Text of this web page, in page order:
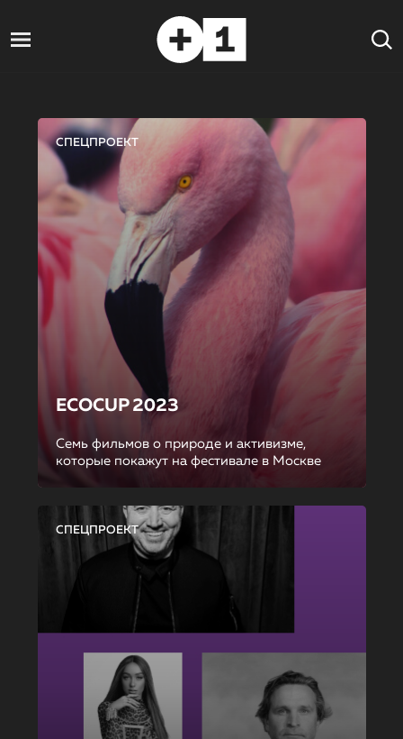
СПЕЦПРОЕКТ
ECOCUP 2023
Семь фильмов о природе и активизме,
которые покажут на фестивале в Москве
СПЕЦПРОЕКТ